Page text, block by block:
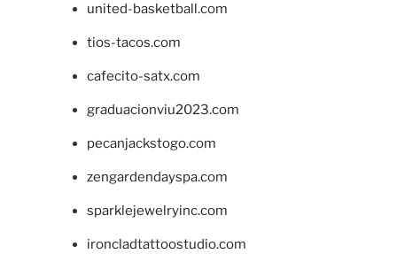
united-basketball.com
tios-tacos.com
cafecito-satx.com
graduacionviu2023.com
pecanjackstogo.com
zengardendayspa.com
sparklejewelryinc.com
ironcladtattoostudio.com